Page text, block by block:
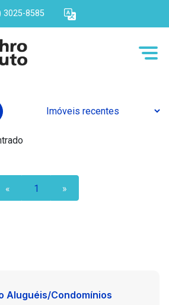
3025-8585
« 1 »
Aluguéis/Condomínios